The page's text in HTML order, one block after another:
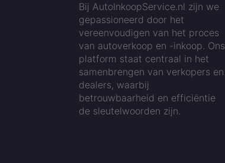
Bij AutoInkoopService.nl zijn we
gepassioneerd door het
vereenvoudigen van het proces
van autoverkoop en -inkoop. Ons
platform staat centraal in het
samenbrengen van verkopers en
dealers, waarbij
betrouwbaarheid en efficiëntie
de sleutelwoorden zijn.